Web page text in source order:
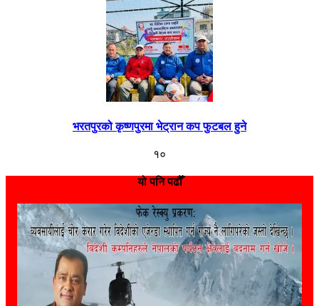
भरतपुरको कृष्णपुरमा भेट्रान कप फुटबल हुने
१०
यो पनि पढौँ